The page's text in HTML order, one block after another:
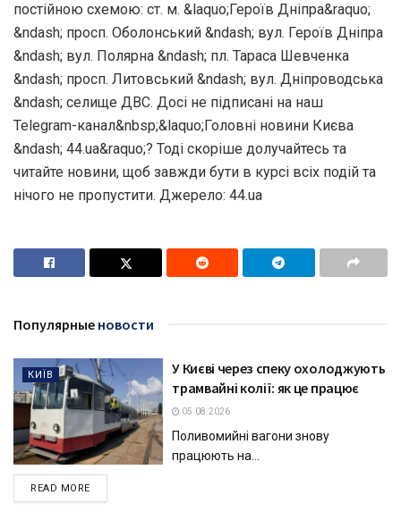
постійною схемою: ст. м. &laquo;Героїв Дніпра&raquo;
&ndash; просп. Оболонський &ndash; вул. Героїв Дніпра
&ndash; вул. Полярна &ndash; пл. Тараса Шевченка
&ndash; просп. Литовський &ndash; вул. Дніпроводська
&ndash; селище ДВС. Досі не підписані на наш
Telegram-канал&nbsp;&laquo;Головні новини Києва
&ndash; 44.ua&raquo;? Тоді скоріше долучайтесь та
читайте новини, щоб завжди бути в курсі всіх подій та
нічого не пропустити. Джерело: 44.ua
Популярные новости
КИЇВ
У Києві через спеку охолоджують
трамвайні колії: як це працює
05.08.2026
Поливомийні вагони знову
працюють на...
READ MOREDETAILS